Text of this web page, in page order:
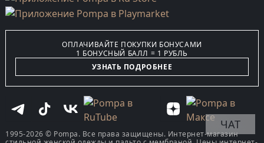
ОПЛАЧИВАЙТЕ ПОКУПКИ БОНУСАМИ
1 БОНУСНЫЙ БАЛЛ = 1 РУБЛЬ
УЗНАТЬ ПОДРОБНЕЕ
1995-2026 © Pompa. Все права защищены. Интернет-магазин
ЧАТ